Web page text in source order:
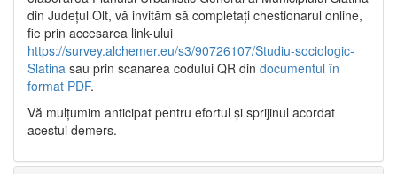
din Județul Olt, vă invităm să completați chestionarul online,
fie prin accesarea link-ului
https://survey.alchemer.eu/s3/90726107/Studiu-sociologic-
Slatina sau prin scanarea codului QR din documentul în
format PDF.
Vă mulţumim anticipat pentru efortul şi sprijinul acordat
acestui demers.